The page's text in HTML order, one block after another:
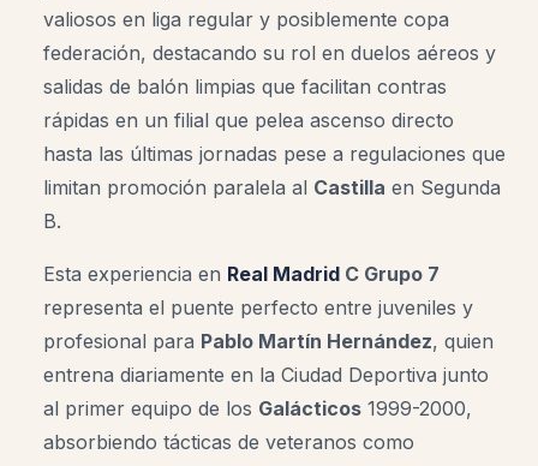
valiosos en liga regular y posiblemente copa
federación, destacando su rol en duelos aéreos y
salidas de balón limpias que facilitan contras
rápidas en un filial que pelea ascenso directo
hasta las últimas jornadas pese a regulaciones que
limitan promoción paralela al Castilla en Segunda
B.
Esta experiencia en Real Madrid C Grupo 7
representa el puente perfecto entre juveniles y
profesional para Pablo Martín Hernández, quien
entrena diariamente en la Ciudad Deportiva junto
al primer equipo de los Galácticos 1999-2000,
absorbiendo tácticas de veteranos como